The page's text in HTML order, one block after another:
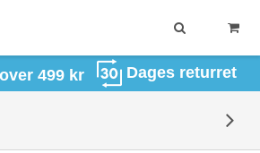
499 kr Dages returret